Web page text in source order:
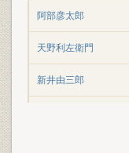
阿部彦太郎
天野利左衛門
新井由三郎